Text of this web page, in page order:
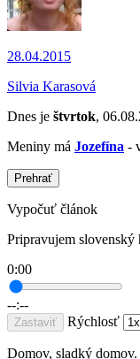
28.04.2015
Silvia Karasová
Dnes je štvrtok,
Meniny má Jozefína -
Prehrať
Vypočuť článok
Pripravujem slovenský
0:00
--:--
Zastaviť Rýchlosť
Domov, sladký domov.